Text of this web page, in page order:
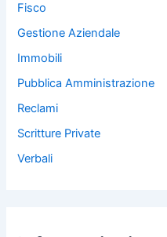
Fisco
Gestione Aziendale
Immobili
Pubblica Amministrazione
Reclami
Scritture Private
Verbali